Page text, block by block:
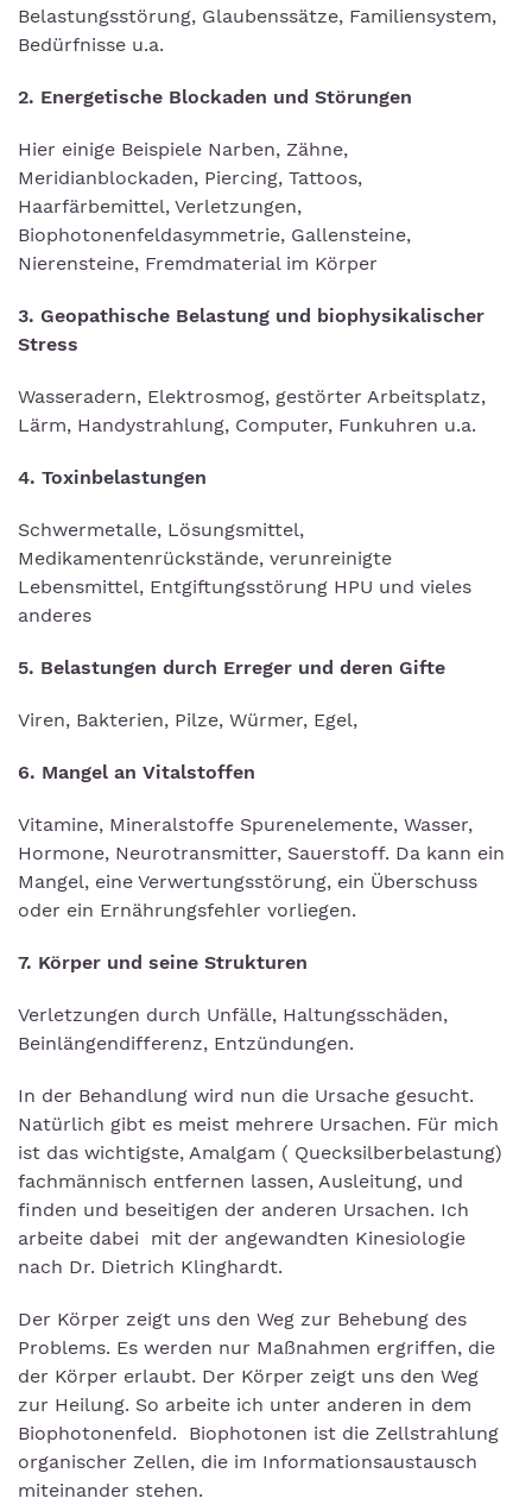
Belastungsstörung, Glaubenssätze, Familiensystem,
Bedürfnisse u.a.
2. Energetische Blockaden und Störungen
Hier einige Beispiele Narben, Zähne,
Meridianblockaden, Piercing, Tattoos,
Haarfärbemittel, Verletzungen,
Biophotonenfeldasymmetrie, Gallensteine,
Nierensteine, Fremdmaterial im Körper
3. Geopathische Belastung und biophysikalischer
Stress
Wasseradern, Elektrosmog, gestörter Arbeitsplatz,
Lärm, Handystrahlung, Computer, Funkuhren u.a.
4. Toxinbelastungen
Schwermetalle, Lösungsmittel,
Medikamentenrückstände, verunreinigte
Lebensmittel, Entgiftungsstörung HPU und vieles
anderes
5. Belastungen durch Erreger und deren Gifte
Viren, Bakterien, Pilze, Würmer, Egel,
6. Mangel an Vitalstoffen
Vitamine, Mineralstoffe Spurenelemente, Wasser,
Hormone, Neurotransmitter, Sauerstoff. Da kann ein
Mangel, eine Verwertungsstörung, ein Überschuss
oder ein Ernährungsfehler vorliegen.
7. Körper und seine Strukturen
Verletzungen durch Unfälle, Haltungsschäden,
Beinlängendifferenz, Entzündungen.
In der Behandlung wird nun die Ursache gesucht.
Natürlich gibt es meist mehrere Ursachen. Für mich
ist das wichtigste, Amalgam ( Quecksilberbelastung)
fachmännisch entfernen lassen, Ausleitung, und
finden und beseitigen der anderen Ursachen. Ich
arbeite dabei mit der angewandten Kinesiologie
nach Dr. Dietrich Klinghardt.
Der Körper zeigt uns den Weg zur Behebung des
Problems. Es werden nur Maßnahmen ergriffen, die
der Körper erlaubt. Der Körper zeigt uns den Weg
zur Heilung. So arbeite ich unter anderen in dem
Biophotonenfeld. Biophotonen ist die Zellstrahlung
organischer Zellen, die im Informationsaustausch
miteinander stehen.